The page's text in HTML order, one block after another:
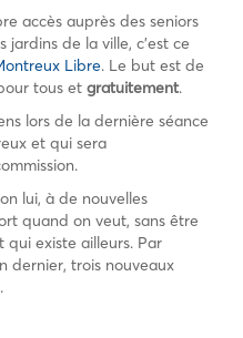
accès auprès des seniors
jardins de la ville, c’est ce
Libre. Le but est de
tous et gratuitement.
lors de la dernière séance
et qui sera
lui, à de nouvelles
quand on veut, sans être
existe ailleurs. Par
dernier, trois nouveaux